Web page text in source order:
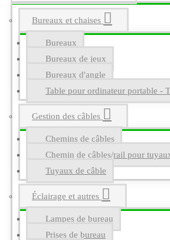
Bureaux et chaises
Bureaux
Bureaux de jeux
Bureaux d'angle
Table pour ordinateur portable -
Gestion des câbles
Chemins de câbles
Chemin de câbles/rail pour
Tuyaux de câble
Éclairage et autres
Lampes de bureau
Prises de bureau